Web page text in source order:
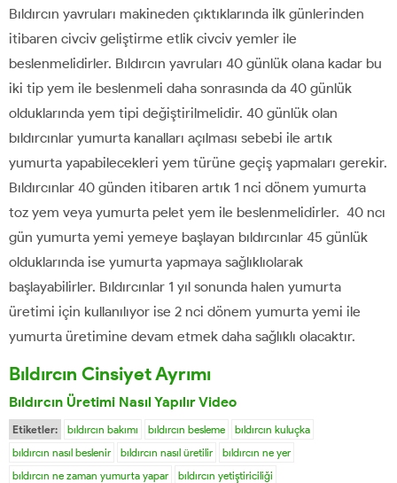
Bıldırcın yavruları makineden çıktıklarında ilk günlerinden
itibaren civciv geliştirme etlik civciv yemler ile
beslenmelidirler. Bıldırcın yavruları 40 günlük olana kadar bu
iki tip yem ile beslenmeli daha sonrasında da 40 günlük
olduklarında yem tipi değiştirilmelidir. 40 günlük olan
bıldırcınlar yumurta kanalları açılması sebebi ile artık
yumurta yapabilecekleri yem türüne geçiş yapmaları gerekir.
Bıldırcınlar 40 günden itibaren artık 1 nci dönem yumurta
toz yem veya yumurta pelet yem ile beslenmelidirler. 40 ncı
gün yumurta yemi yemeye başlayan bıldırcınlar 45 günlük
olduklarında ise yumurta yapmaya sağlıklıolarak
başlayabilirler. Bıldırcınlar 1 yıl sonunda halen yumurta
üretimi için kullanılıyor ise 2 nci dönem yumurta yemi ile
yumurta üretimine devam etmek daha sağlıklı olacaktır.
Bıldırcın Cinsiyet Ayrımı
Bıldırcın Üretimi Nasıl Yapılır Video
Etiketler: bıldırcın bakımı bıldırcın besleme
bıldırcın kuluçka
bıldırcın nasıl beslenir
bıldırcın nasıl üretilir
bıldırcın ne yer
bıldırcın ne zaman yumurta yapar
bıldırcın yetiştiriciliği